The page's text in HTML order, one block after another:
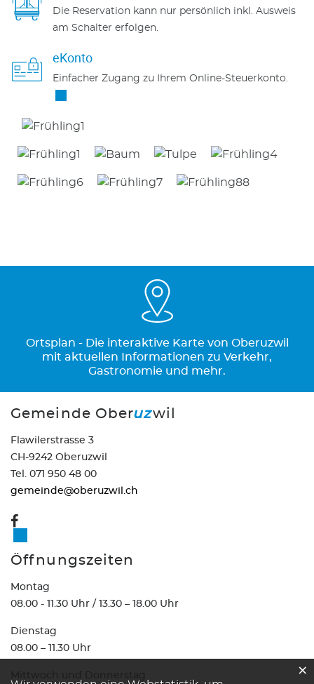
Die Reservation kann nur persönlich inkl. Ausweis
am Schalter erfolgen.
eKonto
Einfacher Zugang zu Ihrem Online-Steuerkonto.
Ortsplan - Die interaktive Karte von Oberuzwil
mit aktuellen Informationen zu Verkehr,
Gastronomie und mehr.
Gemeinde Oberuzwil
Flawilerstrasse 3
CH-9242 Oberuzwil
Tel. 071 950 48 00
gemeinde@oberuzwil.ch
Öffnungszeiten
Montag
08.00 - 11.30 Uhr / 13.30 – 18.00 Uhr
Dienstag
08.00 – 11.30 Uhr
Webstatistik
×